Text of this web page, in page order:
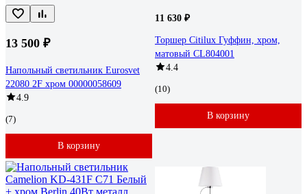
13 500 ₽
Напольный светильник Eurosvet
22080 2F хром 00000058609
4.9
(7)
В корзину
11 630 ₽
Торшер Citilux Гуффин, хром,
матовый CL804001
4.4
(10)
В корзину